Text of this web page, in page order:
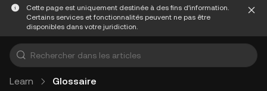
Cette page est uniquement destinée à des fins d'information.
Certains services et fonctionnalités peuvent ne pas être
disponibles dans votre juridiction.
Learn Glossaire